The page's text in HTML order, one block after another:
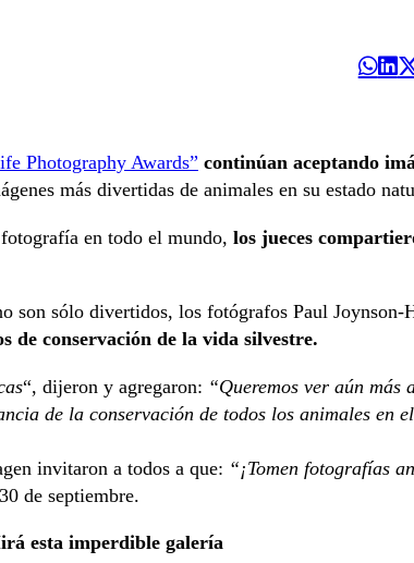
Photography Awards” continúan aceptando
más divertidas de animales en su estado
en todo el mundo, los jueces
son sólo divertidos, los fotógrafos Paul
de conservación de la vida silvestre.
“, dijeron y agregaron: “Queremos ver aún más
de la conservación de todos los animales en
invitaron a todos a que: “¡Tomen fotografías
de septiembre.
esta imperdible galería